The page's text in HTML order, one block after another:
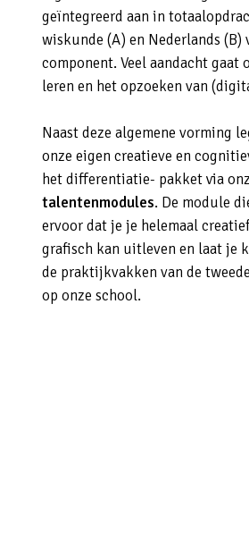
geïntegreerd aan in
wiskunde (A) en Nederlands (B)
component. Veel aandacht gaat
leren en het opzoeken van
Naast deze algemene vorming
onze eigen creatieve en
het differentiatie- pakket via
talentenmodules. De module
ervoor dat je je helemaal
grafisch kan uitleven en laat je
de praktijkvakken van de
op onze school.